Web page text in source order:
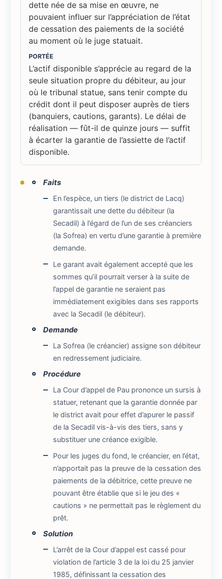
dette née de sa mise en œuvre, ne
pouvaient influer sur l’appréciation de l’état
de cessation des paiements de la société
au moment où le juge statuait.
PORTÉE
L’actif disponible s’apprécie au regard de la
seule situation propre du débiteur, au jour
où le tribunal statue, sans tenir compte du
crédit dont il peut disposer auprès de tiers
(banquiers, cautions, garants). Le délai de
réalisation — fût-il de quinze jours — suffit
à écarter la garantie de l’assiette de l’actif
disponible.
Faits
En l’espèce, un tiers (le district de Lacq)
garantissait une dette du débiteur (la
Secadil) à l’égard de l’un de ses créanciers
(la Sofrea) en vertu d’une garantie à première
demande.
Le garant avait également accepté que les
sommes qu’il pourrait verser à la suite de
l’appel de garantie ne seraient pas
immédiatement exigibles dans ses rapports
avec la Secadil (le débiteur).
Demande
La Sofrea (le créancier) assigne son débiteur
en redressement judiciaire.
Procédure
La Cour d’appel de Pau prononce un sursis à
statuer, retenant que la garantie donnée par
le district avait pour effet d’apurer le passif
de la Secadil vis-à-vis des tiers, sans y
substituer une créance exigible.
Pour les juges du fond, le créancier, en l’état,
n’apportait pas la preuve de la cessation des
paiements de la débitrice, cette preuve ne
pouvant être établie que si le jeu des «
cautions » ne permettait pas le règlement du
prêt.
Solution
L’arrêt de la Cour d’appel est cassé pour
violation de l’article 3 de la loi du 25 janvier
1985, définissant la cessation des